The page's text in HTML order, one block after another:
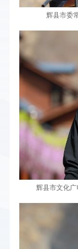
辉县市委
辉县市文化